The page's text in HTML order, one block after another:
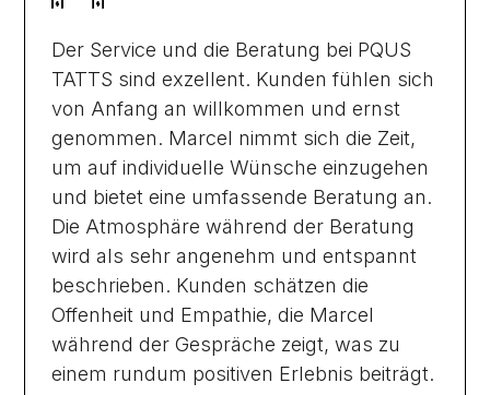
Der Service und die Beratung bei PQUS
TATTS sind exzellent. Kunden fühlen sich
von Anfang an willkommen und ernst
genommen. Marcel nimmt sich die Zeit,
um auf individuelle Wünsche einzugehen
und bietet eine umfassende Beratung an.
Die Atmosphäre während der Beratung
wird als sehr angenehm und entspannt
beschrieben. Kunden schätzen die
Offenheit und Empathie, die Marcel
während der Gespräche zeigt, was zu
einem rundum positiven Erlebnis beiträgt.